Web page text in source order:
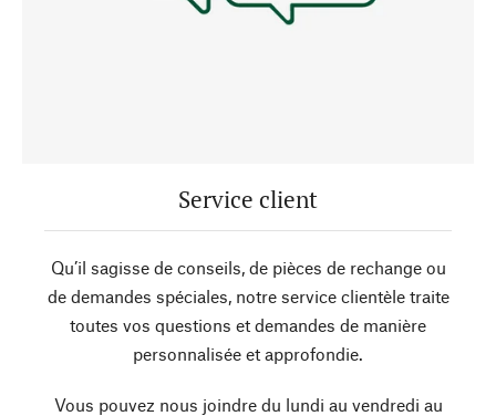
Service client
Qu’il sagisse de conseils, de pièces de rechange ou
de demandes spéciales, notre service clientèle traite
toutes vos questions et demandes de manière
personnalisée et approfondie.
Vous pouvez nous joindre du lundi au vendredi au